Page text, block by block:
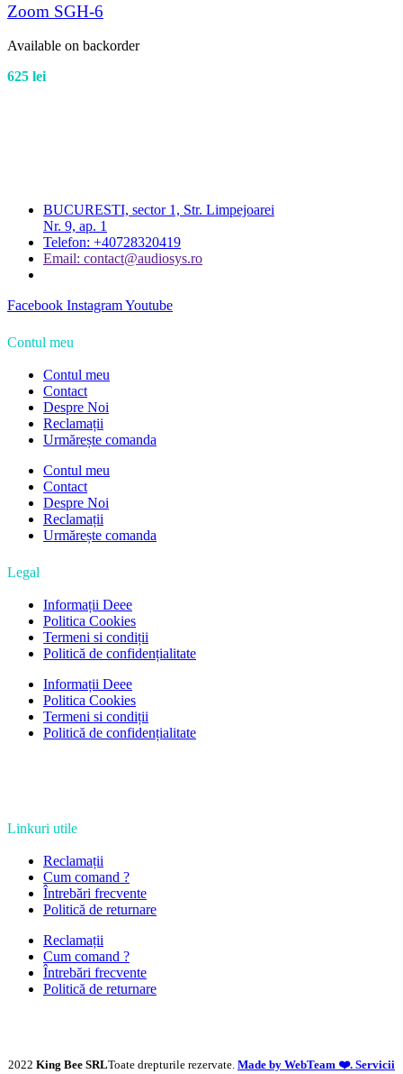
Zoom SGH-6
Available on backorder
625 lei
BUCURESTI, sector 1, Str. Limpejoarei
Nr. 9, ap. 1
Telefon: +40728320419
Email: contact@audiosys.ro
Facebook InstagramYoutube
Contul meu
Contul meu
Contact
Despre Noi
Reclamații
Urmărește comanda
Contul meu
Contact
Despre Noi
Reclamații
Urmărește comanda
Legal
Informații Deee
Politica Cookies
Termeni si condiții
Politică de confidențialitate
Informații Deee
Politica Cookies
Termeni si condiții
Politică de confidențialitate
Linkuri utile
Reclamații
Cum comand ?
Întrebări frecvente
Politică de returnare
Reclamații
Cum comand ?
Întrebări frecvente
Politică de returnare
2022 King Bee SRLToate drepturile rezervate. Made by WebTeam ❤️. Servicii